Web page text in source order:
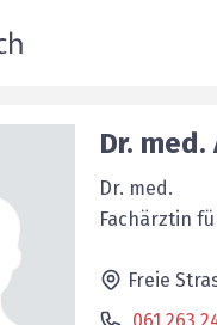
Dr. med.
Dr. med.
Fachärztin
Freie